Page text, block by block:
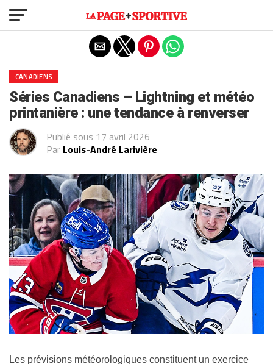
CANADIENS
Séries Canadiens – Lightning et météo
printanière : une tendance à renverser
Publié sous 17 avril 2026
Par Louis-André Larivière
Les prévisions météorologiques constituent un exercice
Exit mobile version